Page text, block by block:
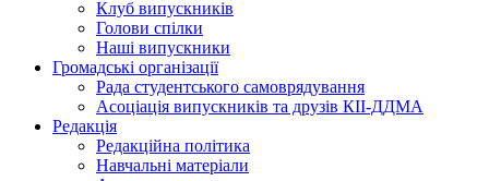
Клуб випускників
Голови спілки
Наші випускники
Громадські організації
Рада студентського самоврядування
Асоціація випускників та друзів КІІ-ДДМА
Редакція
Редакційна політика
Навчальні матеріали